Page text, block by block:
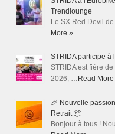
Trendlounge
Le SX Red Devil
More »
STRIDA participe à
STRIDA est fière
2026, … Read More
🎉 Nouvelle
Retrait 📦
Bonjour à tous !